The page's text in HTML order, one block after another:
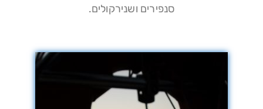
סנפירים ושנירקולים.